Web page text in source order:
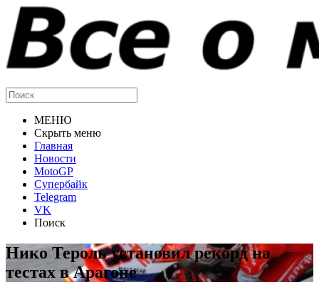
МЕНЮ
Скрыть меню
Главная
Новости
MotoGP
Супербайк
Telegram
VK
Поиск
Нико Тероль установил рекорд на
тестах в Арагоне